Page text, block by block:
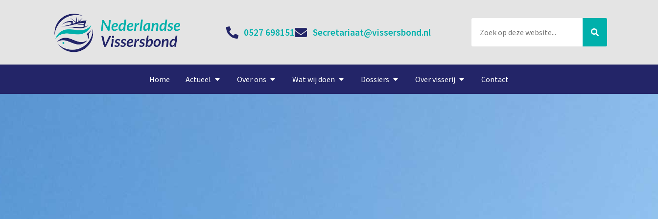
0527 698151 Secretariaat@vissersbond.nl
Home Actueel Over ons Wat wij doen Dossiers Over visserij Contact